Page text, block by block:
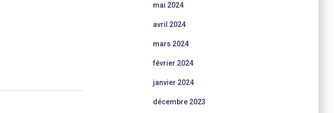
mai 2024
avril 2024
mars 2024
février 2024
janvier 2024
décembre 2023